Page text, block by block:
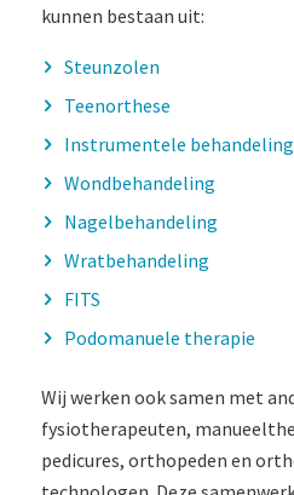
kunnen bestaan uit:
Steunzolen
Teenorthese
Instrumentele behandeling
Wondbehandeling
Nagelbehandeling
Wratbehandeling
FITS
Podomanuele therapie
Wij werken ook samen met
fysiotherapeuten,
pedicures, orthopeden en